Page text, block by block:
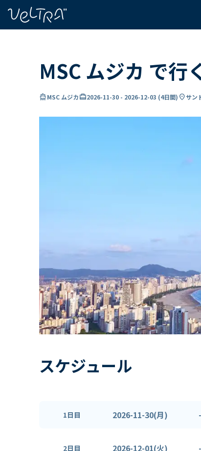
MSC ムジカ で行
directions_boatMSC ムジカcard_travel2026-11-30 - 2026-12-03 (4日間) location_onサン
スケジュール
1日目 2026-11-30(月) -
2日目 2026-12-01(火) -